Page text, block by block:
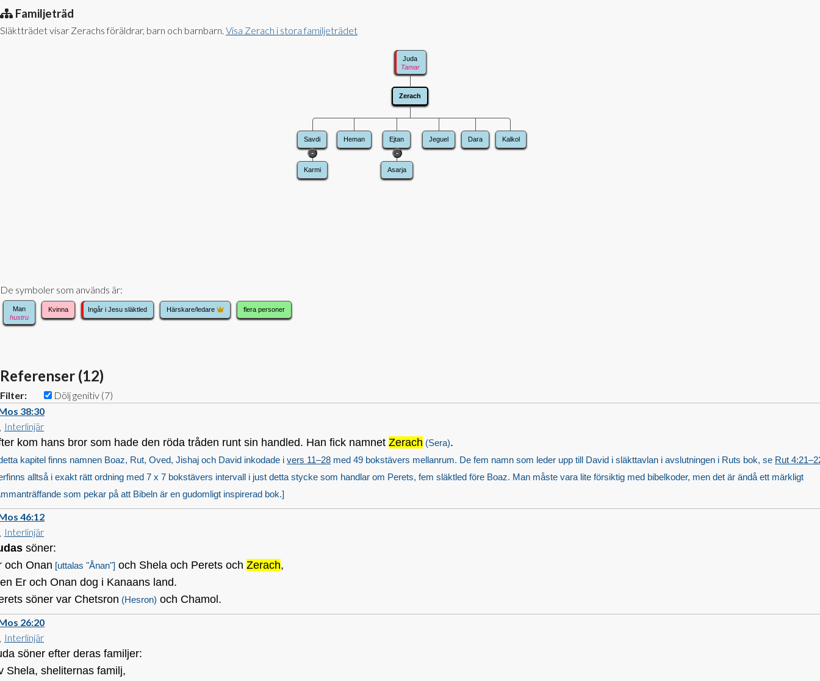
Familjeträd
Släktträdet visar Zerachs föräldrar, barn och barnbarn. Visa Zerach i stora familjeträdet
Juda
Tamar
Zerach
Savdi
-
Karmi
Heman Ejtan
-
Asarja
Jeguel Dara Kalkol
De symboler som används är:
Man
hustru
Kvinna Ingår i Jesu släktled Härskare/ledare flera personer
Referenser (12)
Filter: Dölj genitiv (7)
38:30
Interlinjär
kom hans bror som hade den röda tråden runt sin handled. Han fick namnet Zerach (Sera).
kapitel finns namnen Boaz, Rut, Oved, Jishaj och David inkodade i vers 11–28 med 49 bokstävers mellanrum. De fem namn som leder upp till David i släkttavlan i avslutningen i Ruts bok, se Rut
alltså i exakt rätt ordning med 7 x 7 bokstävers intervall i just detta stycke som handlar om Perets, fem släktled före Boaz. Man måste vara lite försiktig med bibelkoder, men det är ändå ett märkligt
som pekar på att Bibeln är en gudomligt inspirerad bok.]
46:12
Interlinjär
söner:
och Onan [uttalas "Ånan"] och Shela och Perets och Zerach,
Er och Onan dog i Kanaans land.
söner var Chetsron (Hesron) och Chamol.
26:20
Interlinjär
söner efter deras familjer:
Shela, sheliternas familj,